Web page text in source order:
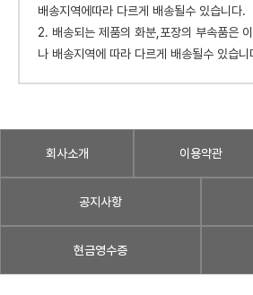
배송지역에따라 다르게 배송될수 있습니다.
2. 배송되는 제품의 화분,포장의 부속품은
나 배송지역에 따라 다르게 배송될수 있습니
회사소개 이용약관
공지사항
현금영수증